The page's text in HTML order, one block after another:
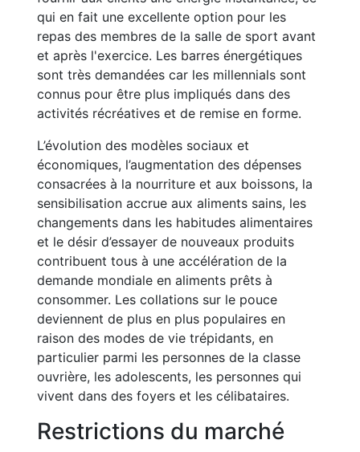
qui en fait une excellente option pour les
repas des membres de la salle de sport avant
et après l'exercice. Les barres énergétiques
sont très demandées car les millennials sont
connus pour être plus impliqués dans des
activités récréatives et de remise en forme.
L’évolution des modèles sociaux et
économiques, l’augmentation des dépenses
consacrées à la nourriture et aux boissons, la
sensibilisation accrue aux aliments sains, les
changements dans les habitudes alimentaires
et le désir d’essayer de nouveaux produits
contribuent tous à une accélération de la
demande mondiale en aliments prêts à
consommer. Les collations sur le pouce
deviennent de plus en plus populaires en
raison des modes de vie trépidants, en
particulier parmi les personnes de la classe
ouvrière, les adolescents, les personnes qui
vivent dans des foyers et les célibataires.
Restrictions du marché